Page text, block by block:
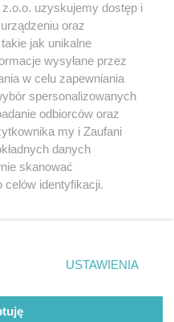
dawnego
przedszkola
Skontakuj sięz nami
Kontakt
Redakcja
Newsletter
uzyskujemy dostęp i
oraz
jak unikalne
wysyłane przez
w celu zapewniania
spersonalizowanych
odbiorców oraz
my i Zaufani
danych
skanować
celów identyfikacji.
ustawień prywatności
rogu strony
wymagają zgody
się takiemu
USTAWIENIA